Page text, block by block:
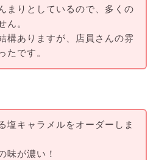
まりとしているので、多くの
ん。
構ありますが、店員さんの雰
たです。
塩キャラメルをオーダーしま
味が濃い！